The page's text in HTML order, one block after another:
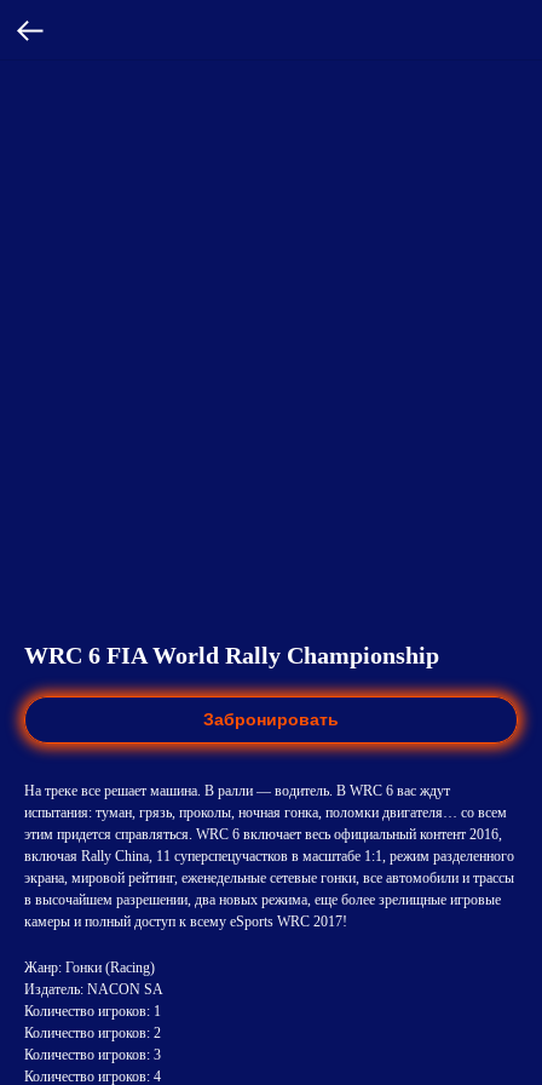
WRC 6 FIA World Rally Championship
Забронировать
На треке все решает машина. В ралли — водитель. В WRC 6 вас ждут
испытания: туман, грязь, проколы, ночная гонка, поломки двигателя… со всем
этим придется справляться. WRC 6 включает весь официальный контент 2016,
включая Rally China, 11 суперспецучастков в масштабе 1:1, режим разделенного
экрана, мировой рейтинг, еженедельные сетевые гонки, все автомобили и трассы
в высочайшем разрешении, два новых режима, еще более зрелищные игровые
камеры и полный доступ к всему eSports WRC 2017!
Жанр: Гонки (Racing)
Издатель: NACON SA
Количество игроков: 1
Количество игроков: 2
Количество игроков: 3
Количество игроков: 4